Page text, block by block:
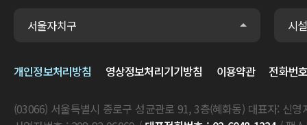
서울자치구 시
개인정보처리방침 영상정보처리기기방침 이용약관 전화번
(03066) 서울특별시 종로구 성균관로 91, 3층(혜화동) 대표자: 신영